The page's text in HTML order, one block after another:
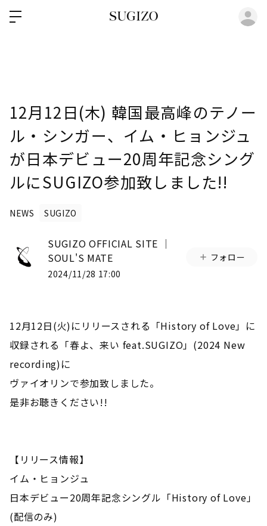
12月12日(木) 韓国最高峰のテノー
ル・シンガー、イム・ヒョンジュ
が日本デビュー20周年記念シング
ルにSUGIZO参加致しました!!
NEWS SUGIZO
SUGIZO OFFICIAL SITE │
SOUL'S MATE
2024/11/28 17:00
フォロー
12月12日(火)にリリースされる「History of Love」に
収録される「春よ、来い feat.SUGIZO」(2024 New
recording)に
ヴァイオリンで参加致しました。
是非お聴きください!!
【リリース情報】
イム・ヒョンジュ
日本デビュー20周年記念シングル「History of Love」
(配信のみ)